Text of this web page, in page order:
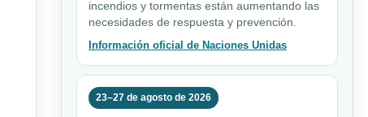
incendios y tormentas están aumentando las
necesidades de respuesta y prevención.
Información oficial de Naciones Unidas
23–27 de agosto de 2026